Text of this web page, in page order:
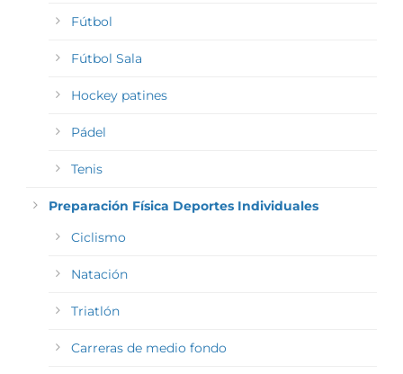
Fútbol
Fútbol Sala
Hockey patines
Pádel
Tenis
Preparación Física Deportes Individuales
Ciclismo
Natación
Triatlón
Carreras de medio fondo